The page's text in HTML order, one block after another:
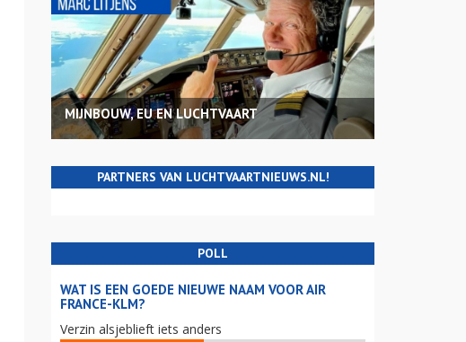
MIJNBOUW, EU EN LUCHTVAART
PARTNERS VAN LUCHTVAARTNIEUWS.NL!
POLL
WAT IS EEN GOEDE NIEUWE NAAM VOOR AIR
FRANCE-KLM?
Verzin alsjeblieft iets anders